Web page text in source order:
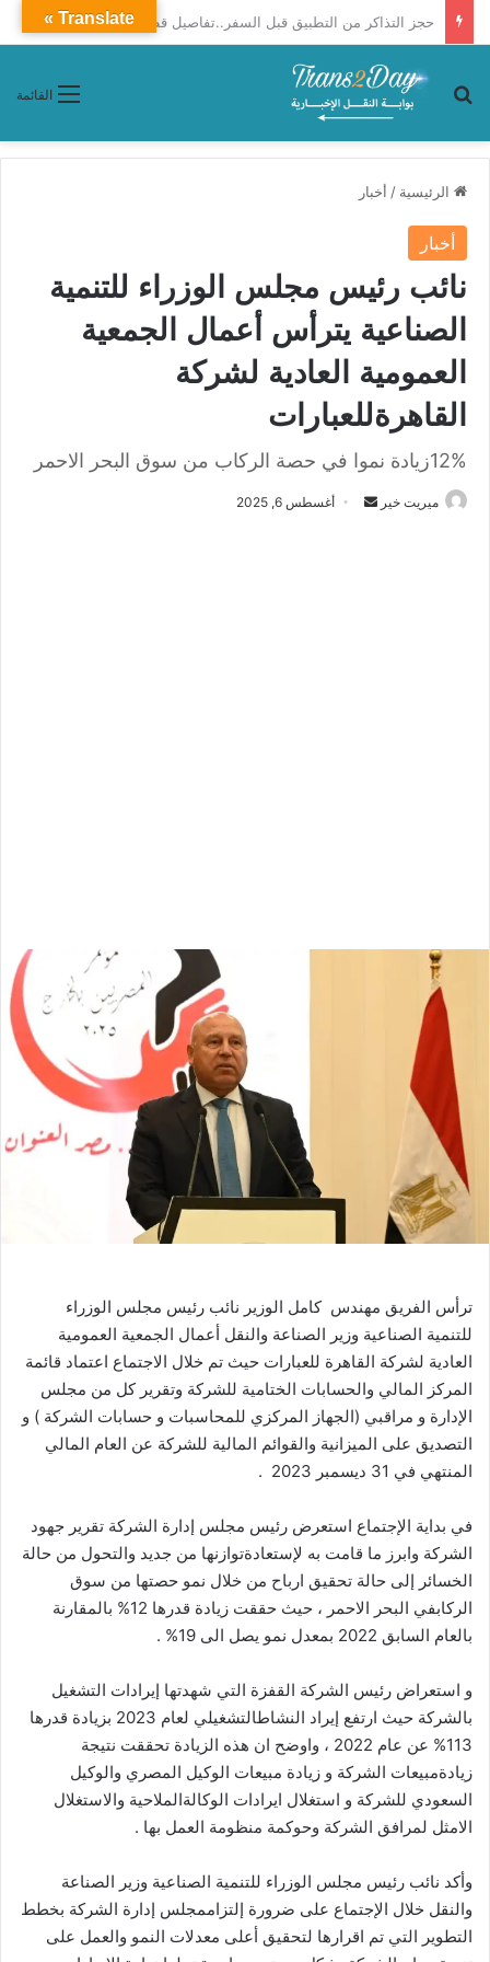
أكثر من طريقة لحجز التذاكر.. مواعيد وتوقفات قطار 1011 من أسوان والصعيد إلى القاهرة
القائمة بحث عن
الرئيسية / أخبار
أخبار
نائب رئيس مجلس الوزراء للتنمية
الصناعية يترأس أعمال الجمعية
العمومية العادية لشركة
القاهرةللعبارات
12%زيادة نموا في حصة الركاب من سوق البحر الاحمر
ميريت خير
ا
أغسطس 6, 2025
ترأس الفريق مهندس كامل الوزير نائب رئيس مجلس الوزراء
للتنمية الصناعية وزير الصناعة والنقل أعمال الجمعية العمومية
العادية لشركة القاهرة للعبارات حيث تم خلال الاجتماع اعتماد قائمة
المركز المالي والحسابات الختامية للشركة وتقرير كل من مجلس
الإدارة و مراقبي (الجهاز المركزي للمحاسبات و حسابات الشركة ) و
التصديق على الميزانية والقوائم المالية للشركة عن العام المالي
المنتهي في ديسمبر .
في بداية الإجتماع استعرض رئيس مجلس إدارة الشركة تقرير جهود
الشركة وابرز ما قامت به لإستعادةتوازنها من جديد والتحول من حالة
الخسائر إلى حالة تحقيق ارباح من خلال نمو حصتها من سوق
الركابفي البحر الاحمر ، حيث حققت زيادة قدرها
بالمقارنة
بالعام السابق بمعدل نمو يصل الى
و استعراض رئيس الشركة القفزة التي شهدتها إيرادات التشغيل
بالشركة حيث ارتفع إيراد النشاطالتشغيلي لعام بزيادة قدرها
113%
عن عام ، واوضح ان هذه الزيادة تحققت نتيجة
زيادةمبيعات الشركة و زيادة مبيعات الوكيل المصري والوكيل
السعودي للشركة و استغلال ايرادات الوكالةالملاحية والاستغلال
الامثل لمرافق الشركة وحوكمة منظومة العمل بها .
وأكد نائب رئيس مجلس الوزراء للتنمية الصناعية وزير الصناعة
والنقل خلال الإجتماع على ضرورة إلتزاممجلس إدارة الشركة بخطط
التطوير التي تم اقرارها لتحقيق أعلى معدلات النمو والعمل على
Translate »